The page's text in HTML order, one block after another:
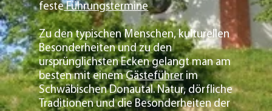
festeFührungstermine
Zu den typischen Menschen, kulturellen
Besonderheiten und zu den
ursprünglichsten Ecken gelangt man am
besten mit einemGästeführer im
Schwäbischen Donautal. Natur, dörfliche
Traditionen und die Besonderheiten der